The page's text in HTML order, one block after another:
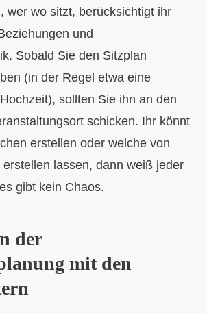
wer wo sitzt, berücksichtigt ihr
und
Sobald Sie den Sitzplan
(in der Regel etwa eine
sollten Sie ihn an den
schicken. Ihr könnt
erstellen oder welche von
lassen, dann weiß jeder
gibt kein Chaos.
der
mit den